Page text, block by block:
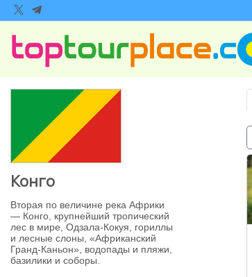
Конго
Вторая по величине река Африки
— Конго, крупнейший тропический
лес в мире, Одзала-Кокуя, гориллы
и лесные слоны, «Африканский
Гранд-Каньон», водопады и пляжи,
базилики и соборы.